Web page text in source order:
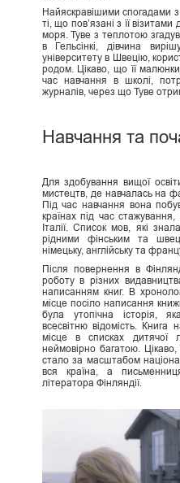
Найяскравішими спогадами
ті, що пов’язані з її
моря. Туве з теплотою
в Гельсінкі, дівчина
університету в Швецію,
родом. Цікаво, що її
час навчання в школі,
журналів, через що Туве
Навчання та
Для здобування вищої
мистецтв, де навчалась на
Під час навчання вона
країнах під час
Італії. Список мов, які
рідними фінським та
німецьку, англійську та
Після повернення в
роботу в різних
написанням книг. В
місце посіло написання
була утопічна історія,
всесвітню відомість.
місце в списках дитячої
неймовірно багатою.
стало за масштабом
вся країна, а
літератора Фінляндії.